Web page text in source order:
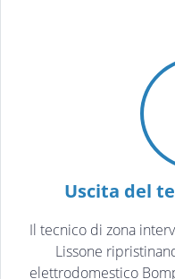
Uscita del
Il tecnico di zona
Lissone
elettrodomestico